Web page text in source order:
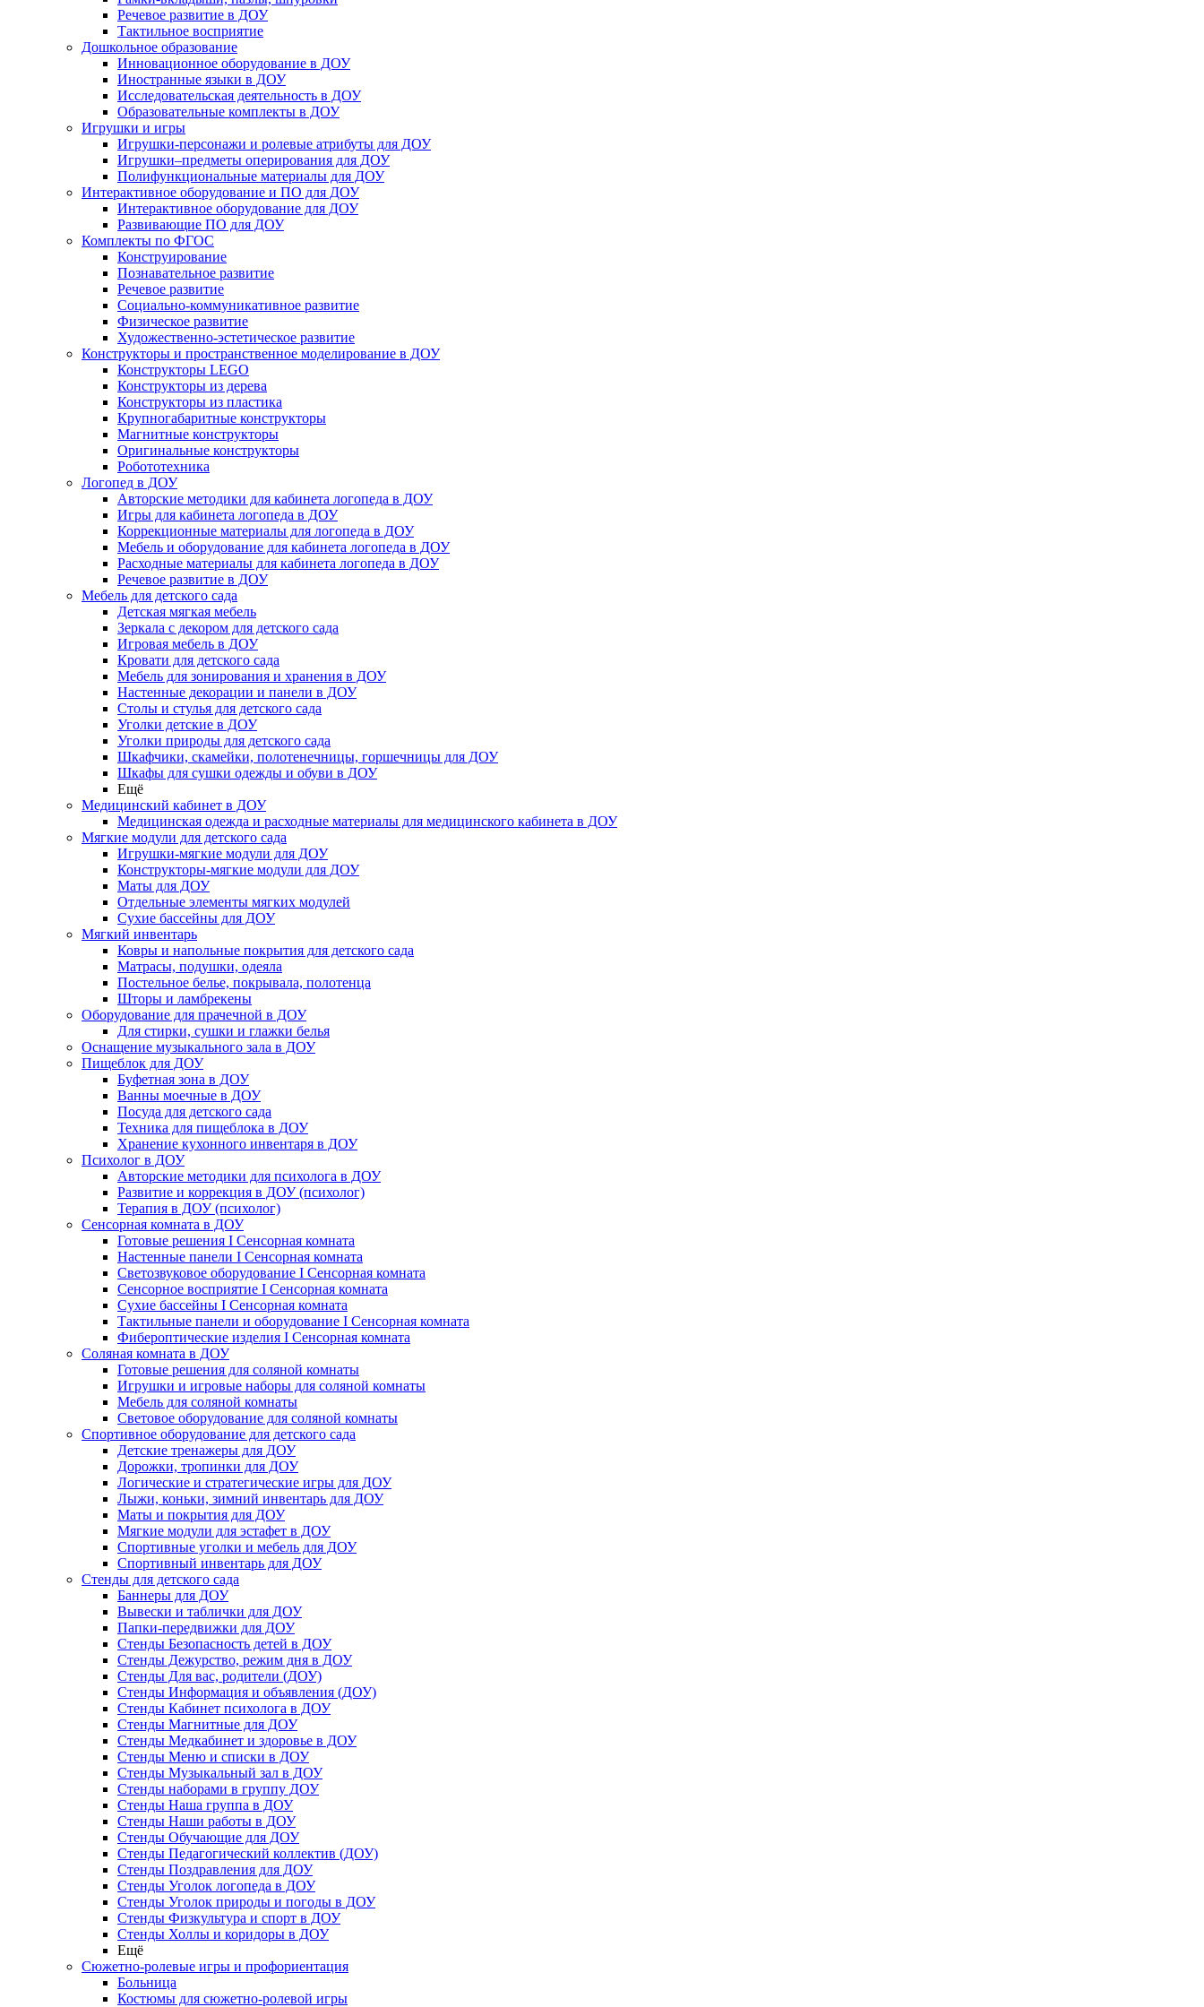
Речевое развитие в ДОУ
Тактильное восприятие
Дошкольное образование
Инновационное оборудование в ДОУ
Иностранные языки в ДОУ
Исследовательская деятельность в ДОУ
Образовательные комплекты в ДОУ
Игрушки и игры
Игрушки-персонажи и ролевые атрибуты для ДОУ
Игрушки–предметы оперирования для ДОУ
Полифункциональные материалы для ДОУ
Интерактивное оборудование и ПО для ДОУ
Интерактивное оборудование для ДОУ
Развивающие ПО для ДОУ
Комплекты по ФГОС
Конструирование
Познавательное развитие
Речевое развитие
Социально-коммуникативное развитие
Физическое развитие
Художественно-эстетическое развитие
Конструкторы и пространственное моделирование в ДОУ
Конструкторы LEGO
Конструкторы из дерева
Конструкторы из пластика
Крупногабаритные конструкторы
Магнитные конструкторы
Оригинальные конструкторы
Робототехника
Логопед в ДОУ
Авторские методики для кабинета логопеда в ДОУ
Игры для кабинета логопеда в ДОУ
Коррекционные материалы для логопеда в ДОУ
Мебель и оборудование для кабинета логопеда в ДОУ
Расходные материалы для кабинета логопеда в ДОУ
Речевое развитие в ДОУ
Мебель для детского сада
Детская мягкая мебель
Зеркала с декором для детского сада
Игровая мебель в ДОУ
Кровати для детского сада
Мебель для зонирования и хранения в ДОУ
Настенные декорации и панели в ДОУ
Столы и стулья для детского сада
Уголки детские в ДОУ
Уголки природы для детского сада
Шкафчики, скамейки, полотенечницы, горшечницы для ДОУ
Шкафы для сушки одежды и обуви в ДОУ
Ещё
Медицинский кабинет в ДОУ
Медицинская одежда и расходные материалы для медицинского кабинета в ДОУ
Мягкие модули для детского сада
Игрушки-мягкие модули для ДОУ
Конструкторы-мягкие модули для ДОУ
Маты для ДОУ
Отдельные элементы мягких модулей
Сухие бассейны для ДОУ
Мягкий инвентарь
Ковры и напольные покрытия для детского сада
Матрасы, подушки, одеяла
Постельное белье, покрывала, полотенца
Шторы и ламбрекены
Оборудование для прачечной в ДОУ
Для стирки, сушки и глажки белья
Оснащение музыкального зала в ДОУ
Пищеблок для ДОУ
Буфетная зона в ДОУ
Ванны моечные в ДОУ
Посуда для детского сада
Техника для пищеблока в ДОУ
Хранение кухонного инвентаря в ДОУ
Психолог в ДОУ
Авторские методики для психолога в ДОУ
Развитие и коррекция в ДОУ (психолог)
Терапия в ДОУ (психолог)
Сенсорная комната в ДОУ
Готовые решения I Сенсорная комната
Настенные панели I Сенсорная комната
Светозвуковое оборудование I Сенсорная комната
Сенсорное восприятие I Сенсорная комната
Сухие бассейны I Сенсорная комната
Тактильные панели и оборудование I Сенсорная комната
Фибероптические изделия I Сенсорная комната
Соляная комната в ДОУ
Готовые решения для соляной комнаты
Игрушки и игровые наборы для соляной комнаты
Мебель для соляной комнаты
Световое оборудование для соляной комнаты
Спортивное оборудование для детского сада
Детские тренажеры для ДОУ
Дорожки, тропинки для ДОУ
Логические и стратегические игры для ДОУ
Лыжи, коньки, зимний инвентарь для ДОУ
Маты и покрытия для ДОУ
Мягкие модули для эстафет в ДОУ
Спортивные уголки и мебель для ДОУ
Спортивный инвентарь для ДОУ
Стенды для детского сада
Баннеры для ДОУ
Вывески и таблички для ДОУ
Папки-передвижки для ДОУ
Стенды Безопасность детей в ДОУ
Стенды Дежурство, режим дня в ДОУ
Стенды Для вас, родители (ДОУ)
Стенды Информация и объявления (ДОУ)
Стенды Кабинет психолога в ДОУ
Стенды Магнитные для ДОУ
Стенды Медкабинет и здоровье в ДОУ
Стенды Меню и списки в ДОУ
Стенды Музыкальный зал в ДОУ
Стенды наборами в группу ДОУ
Стенды Наша группа в ДОУ
Стенды Наши работы в ДОУ
Стенды Обучающие для ДОУ
Стенды Педагогический коллектив (ДОУ)
Стенды Поздравления для ДОУ
Стенды Уголок логопеда в ДОУ
Стенды Уголок природы и погоды в ДОУ
Стенды Физкультура и спорт в ДОУ
Стенды Холлы и коридоры в ДОУ
Ещё
Сюжетно-ролевые игры и профориентация
Больница
Костюмы для сюжетно-ролевой игры